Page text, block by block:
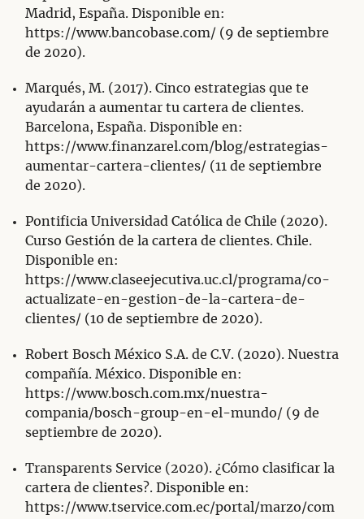
Madrid, España. Disponible en:
https://www.bancobase.com/ (9 de septiembre
de 2020).
Marqués, M. (2017). Cinco estrategias que te
ayudarán a aumentar tu cartera de clientes.
Barcelona, España. Disponible en:
https://www.finanzarel.com/blog/estrategias-
aumentar-cartera-clientes/ (11 de septiembre
de 2020).
Pontificia Universidad Católica de Chile (2020).
Curso Gestión de la cartera de clientes. Chile.
Disponible en:
https://www.claseejecutiva.uc.cl/programa/co-
actualizate-en-gestion-de-la-cartera-de-
clientes/ (10 de septiembre de 2020).
Robert Bosch México S.A. de C.V. (2020). Nuestra
compañía. México. Disponible en:
https://www.bosch.com.mx/nuestra-
compania/bosch-group-en-el-mundo/ (9 de
septiembre de 2020).
Transparents Service (2020). ¿Cómo clasificar la
cartera de clientes?. Disponible en:
https://www.tservice.com.ec/portal/marzo/com